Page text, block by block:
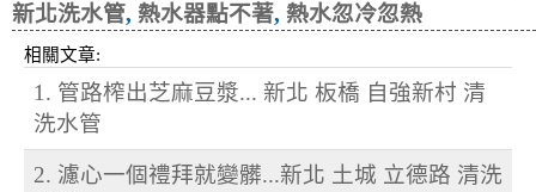
新北洗水管, 熱水器點不著, 熱水忽冷忽熱
相關文章:
1. 管路榨出芝麻豆漿... 新北 板橋 自強新村 清
洗水管
2. 濾心一個禮拜就變髒...新北 土城 立德路 清洗